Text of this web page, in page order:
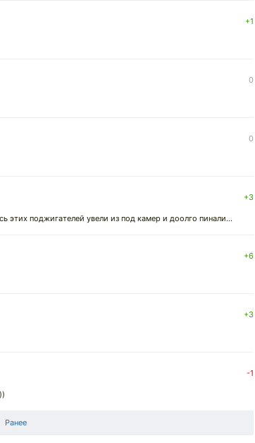
+1
0
0
+3
этих поджигателей увели из под камер и доолго пинали...
+6
+3
-1
Ранее